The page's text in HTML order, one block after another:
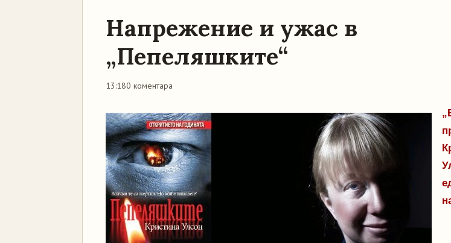
Напрежение и ужас в
„Пепеляшките“
13:180 коментара